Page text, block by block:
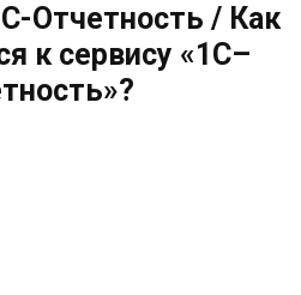
Отчетность / Как
к сервису «1С–